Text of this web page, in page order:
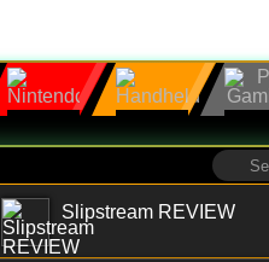
Slipstream REVIEW